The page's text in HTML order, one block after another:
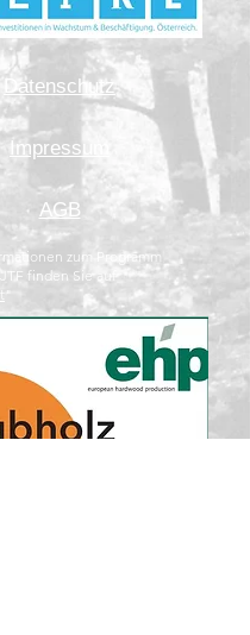
Datenschutz
Impressum
AGB
zum Programm
finden Sie auf
"